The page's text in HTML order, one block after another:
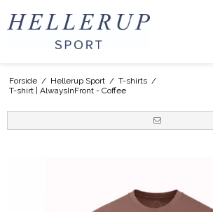
Forside / Hellerup Sport / T-shirts /
T-shirt | AlwaysInFront - Coffee